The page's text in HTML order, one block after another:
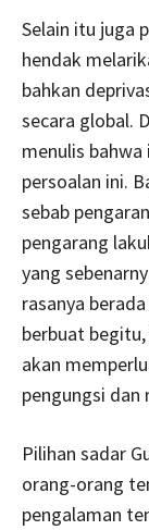
Selain itu juga
hendak
bahkan
secara global.
menulis
persoalan ini.
sebab
pengarang
yang
rasanya
berbuat
akan
pengungsi dan
Pilihan sadar
orang-orang
pengalaman